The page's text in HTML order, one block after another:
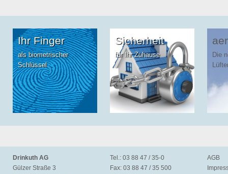
Ihr Finger
als biometrischer
Schlüssel
Sicherheit
für Ihr Zuhause
Die
Drinkuth AG
Gülzer Straße 3
Tel.: 03 88 47 / 35-0
Fax: 03 88 47 / 35 500
AGB